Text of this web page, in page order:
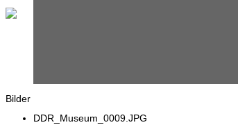
Bilder
DDR_Museum_0009.JPG